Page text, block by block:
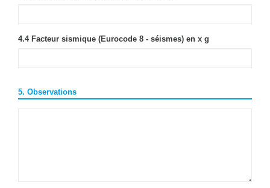
4.4 Facteur sismique (Eurocode 8 - séismes) en x g
5. Observations